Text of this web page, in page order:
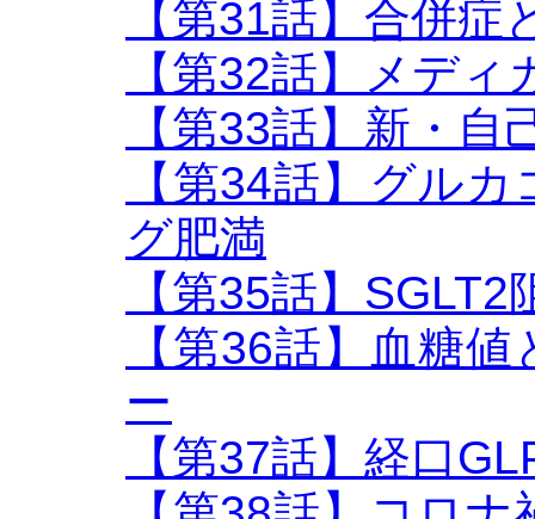
【第31話】合併症
【第32話】メデ
【第33話】新・自
【第34話】グル
グ肥満
【第35話】
【第36話】血糖
ー
【第37話】経口